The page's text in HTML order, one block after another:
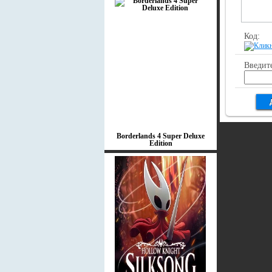
Borderlands 4 Super Deluxe
Edition
Код: